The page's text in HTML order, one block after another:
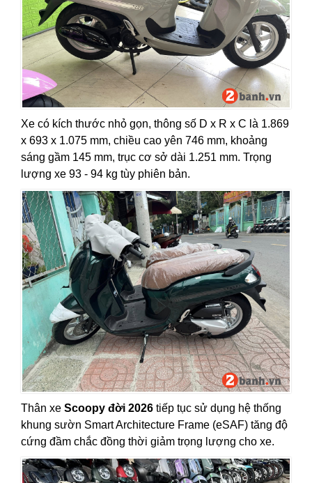
Xe có kích thước nhỏ gọn, thông số D x R x C là 1.869
x 693 x 1.075 mm, chiều cao yên 746 mm, khoảng
sáng gầm 145 mm, trục cơ sở dài 1.251 mm. Trọng
lượng xe 93 - 94 kg tùy phiên bản.
Thân xe Scoopy đời 2026 tiếp tục sử dụng hệ thống
khung sườn Smart Architecture Frame (eSAF) tăng độ
cứng đầm chắc đồng thời giảm trọng lượng cho xe.